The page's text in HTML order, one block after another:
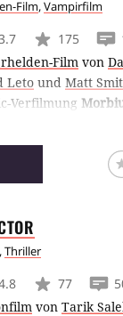
Film,Vampirfilm
175
Film von
Leto und Matt
Verfilmung
heilen will,
wird.
,Thriller
77
von Tarik